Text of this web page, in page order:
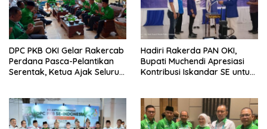
DPC PKB OKI Gelar Rakercab
Perdana Pasca-Pelantikan
Serentak, Ketua Ajak Seluruh
Hadiri Rakerda PAN OKI,
Bupati Muchendi Apresiasi
Kontribusi Iskandar SE untuk